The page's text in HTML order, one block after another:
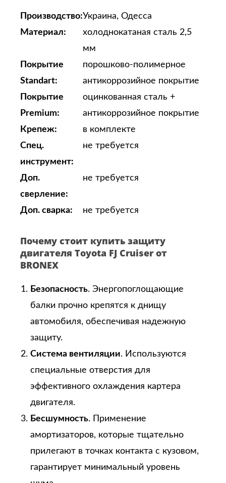
Производство:Украина, Одесса
Материал:
холоднокатаная сталь 2,5
мм
Покрытие
Standart:
порошково-полимерное
антикоррозийное покрытие
Покрытие
Premium:
оцинкованная сталь +
антикоррозийное покрытие
Крепеж:
в комплекте
Спец.
инструмент:
не требуется
Доп.
сверление:
не требуется
Доп. сварка: не требуется
Почему стоит купить защиту
двигателя Toyota FJ Cruiser от
BRONEX
Безопасность. Энергопоглощающие
балки прочно крепятся к днищу
автомобиля, обеспечивая надежную
защиту.
Система вентиляции. Используются
специальные отверстия для
эффективного охлаждения картера
двигателя.
Бесшумность. Применение
амортизаторов, которые тщательно
прилегают в точках контакта с кузовом,
гарантирует минимальный уровень